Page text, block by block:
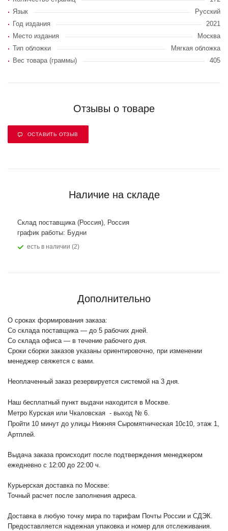
Язык
Русский
Год издания
2021
Место издания
Москва
Тип обложки
Мягкая обложка
Вес товара (граммы)
405
Отзывы о товаре
ОСТАВИТЬ ОТЗЫВ
Наличие на складе
Склад поставщика (Россия), Россия
график работы: Будни
Есть в наличии (2)
Дополнительно
О сроках формирования заказа:
Со склада поставщика — до 5 рабочих дней.
Со склада офиса — в течение рабочего дня.
Сроки сборки заказов указаны ориентировочно, при изменении
менеджер свяжется с вами.
Неоплаченный заказ резервируется системой на 3 дня.
Наш бесплатный пункт выдачи находится в Москве.
Метро Курская или Чкаловская - выход № 6.
Пройти 10 минут до улицы Нижняя Сыромятническая 10с10, этаж 1,
Артплей.
Выдача заказа происходит после подтверждения менеджером
ежедневно с 12:00 до 22:00 ч.
Курьерская доставка по Москве:
Точный расчет после заполнения адреса.
Доставка в любую точку мира по тарифам Почты России и СДЭК.
Предоставляется надежная упаковка и номер для отслеживания.